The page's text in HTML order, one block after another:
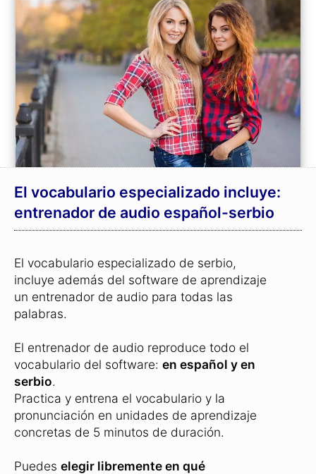
El vocabulario especializado incluye:
entrenador de audio español-serbio
El vocabulario especializado de serbio,
incluye además del software de aprendizaje
un entrenador de audio para todas las
palabras.
El entrenador de audio reproduce todo el
vocabulario del software: en español y en
serbio.
Practica y entrena el vocabulario y la
pronunciación en unidades de aprendizaje
concretas de 5 minutos de duración.
Puedes elegir libremente en qué